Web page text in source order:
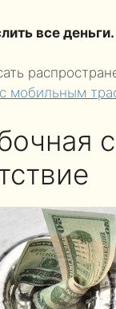
все деньги.
с мобильным